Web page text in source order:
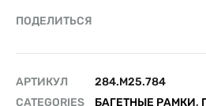
ПОДЕЛИТЬСЯ
АРТИКУЛ
284.M25.784
CATEGORIES
БАГЕТНЫЕ РАМКИ,